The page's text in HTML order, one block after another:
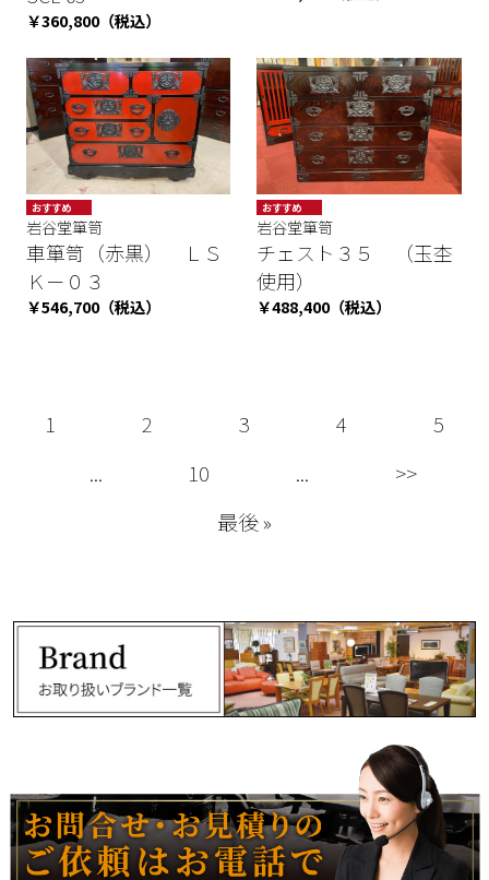
￥360,800（税込）
おすすめ
SALE
岩谷堂箪笥
車箪笥（赤黒） ＬＳ
Ｋ－０３
￥546,700（税込）
おすすめ
数量限定
SALE
岩谷堂箪笥
チェスト３５ （玉杢
使用）
￥488,400（税込）
1 2 3 4
5
...
10 ...
>>
最後 »